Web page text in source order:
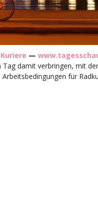
—
damit verbringen, mit
für